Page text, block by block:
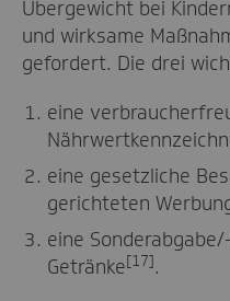
Übergewicht bei
und wirksame
gefordert. Die drei
eine
eine gesetzliche
gerichteten
eine
Getränke[17].